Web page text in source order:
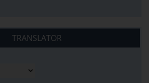
TRANSLATOR